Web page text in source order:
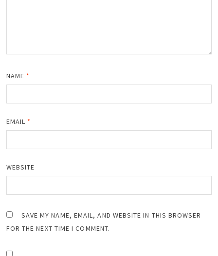
NAME *
EMAIL *
WEBSITE
SAVE MY NAME, EMAIL, AND WEBSITE IN THIS BROWSER
FOR THE NEXT TIME I COMMENT.